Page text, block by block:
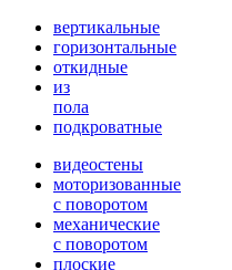
вертикальные
горизонтальные
откидные
из
пола
подкроватные
видеостены
моторизованные
с поворотом
механические
с поворотом
плоские